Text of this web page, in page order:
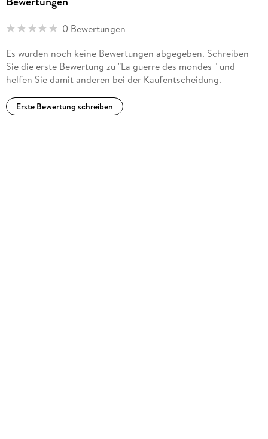
0 Bewertungen
Es wurden noch keine Bewertungen abgegeben. Schreiben
Sie die erste Bewertung zu "La guerre des mondes " und
helfen Sie damit anderen bei der Kaufentscheidung.
Erste Bewertung schreiben